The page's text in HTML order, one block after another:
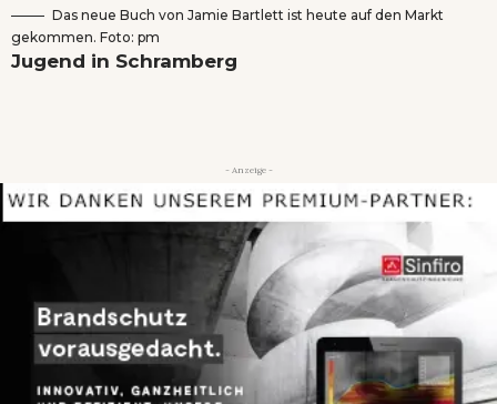
Das neue Buch von Jamie Bartlett ist heute auf den Markt
gekommen. Foto: pm
Jugend in Schramberg
- Anzeige -